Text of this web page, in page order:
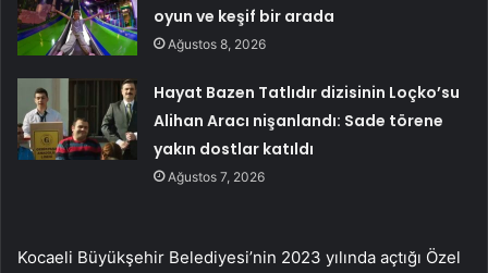
oyun ve keşif bir arada
Ağustos 8, 2026
Hayat Bazen Tatlıdır dizisinin Loçko’su
Alihan Aracı nişanlandı: Sade törene
yakın dostlar katıldı
Ağustos 7, 2026
Kocaeli Büyükşehir Belediyesi’nin 2023 yılında açtığı Özel